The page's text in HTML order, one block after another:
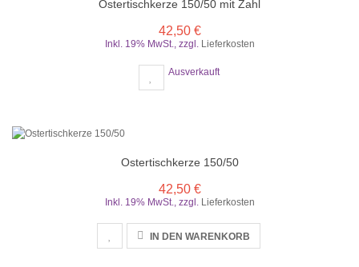
Ostertischkerze 150/50 mit Zahl
42,50 €
Inkl. 19% MwSt., zzgl. Lieferkosten
Ausverkauft
Ostertischkerze 150/50
42,50 €
Inkl. 19% MwSt., zzgl. Lieferkosten
IN DEN WARENKORB